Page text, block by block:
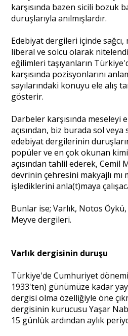
Ankara
Sağlık
karşısında bazen sicili bozuk
duruşlarıyla anılmışlardır.
Edebiyat dergileri içinde sağcı,
liberal ve solcu olarak
eğilimleri taşıyanların
karşısında pozisyonlarını
sayılarındaki konuyu ele alış
gösterir.
Darbeler karşısında meseleyi
açısından, biz burada sol
edebiyat dergilerinin
popüler ve en çok okunan
açısından tahlil ederek, Cemil
devrinin çehresini makyajlı mı
işlediklerini anla(t)maya
Bunlar ise; Varlık, Notos
Meyve dergileri.
Varlık dergisinin duruşu
Türkiye'de Cumhuriyet
1933'ten) günümüze kadar
dergisi olma özelliğiyle öne
dergisinin kurucusu Yaşar
15 günlük ardından aylık